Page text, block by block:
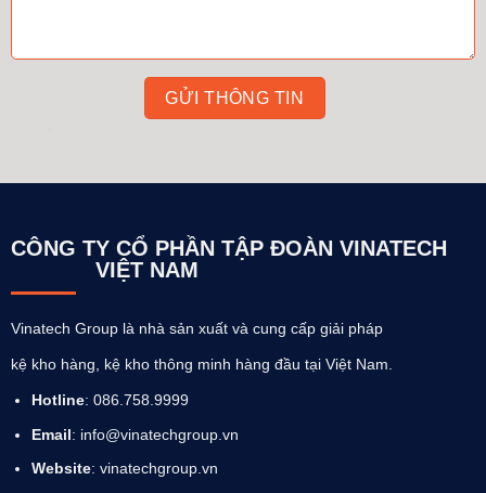
CÔNG TY CỔ PHẦN TẬP ĐOÀN VINATECH
VIỆT NAM
Vinatech Group là nhà sản xuất và cung cấp giải pháp
kệ kho hàng, kệ kho thông minh hàng đầu tại Việt Nam.
Hotline: 086.758.9999
Email: info@vinatechgroup.vn
Website: vinatechgroup.vn